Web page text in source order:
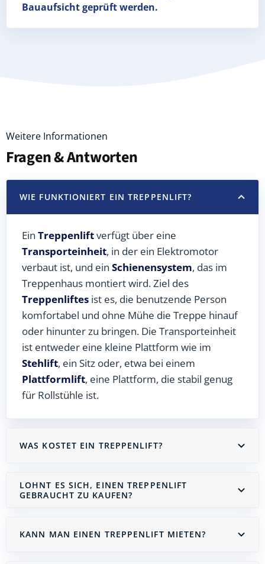
Bauaufsicht geprüft werden.
Weitere Informationen
Fragen & Antworten
WIE FUNKTIONIERT EIN TREPPENLIFT?
Ein Treppenliftverfügt über eine
Transporteinheit, in der ein Elektromotor
verbaut ist, und ein Schienensystem, das im
Treppenhaus montiert wird. Ziel des
Treppenliftes ist es, die benutzende Person
komfortabel und ohne Mühe die Treppe hinauf
oder hinunter zu bringen. Die Transporteinheit
ist entweder eine kleine Plattform wie im
Stehlift, ein Sitz oder, etwa bei einem
Plattformlift, eine Plattform, die stabil genug
für Rollstühle ist.
WAS KOSTET EIN TREPPENLIFT?
LOHNT ES SICH, EINEN TREPPENLIFT
GEBRAUCHT ZU KAUFEN?
KANN MAN EINEN TREPPENLIFT MIETEN?